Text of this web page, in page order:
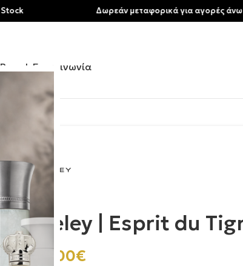
Brands Επικοινωνία
Heeley | Esprit du
145.00€
Δωρεάν μεταφορικά για αγορές άνω των